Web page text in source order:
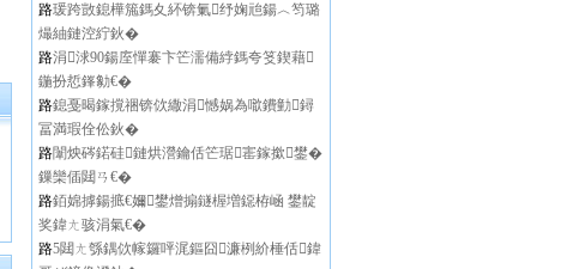
路瑗跨敳鎴樺箷鎷夊紑锛氭纾婅兘鍚︿笉璐
熶紬鏈涳紵鈥�
路涓浗90鍚庢憚褰卞笀濡備綍鎷夸笅鍥藉
鍦扮悊鎽勨€�
路鎴戞暍鎵撹祵锛佽繖涓憾娲為噷鐨勭鐞
冨満瑕佺伀鈥�
路闈炴硶鍩硅鏈烘瀯鑰佸笀琚寚鎵撳鐢�
鏁欒偛閮ㄢ€�
路銆婂摢鍚掋€嬭鐢熷搧鐩楃増鐚栫崡 鐢靛
奖鍏ㄤ骇涓氣€�
路5閮ㄤ綔鍝佽幏鑼呯浘鏂囧濂栵紒棰佸鍏